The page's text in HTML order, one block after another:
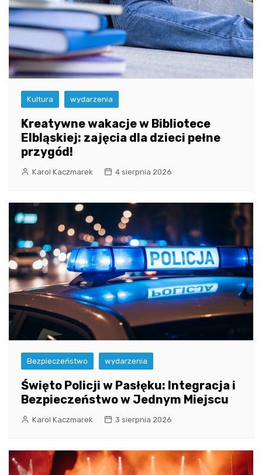
Kultura wydarzenia
Kreatywne wakacje w Bibliotece
Elbląskiej: zajęcia dla dzieci pełne
przygód!
Karol Kaczmarek 4 sierpnia 2026
Bezpieczeństwo wydarzenia
Święto Policji w Pasłęku: Integracja i
Bezpieczeństwo w Jednym Miejscu
Karol Kaczmarek 3 sierpnia 2026